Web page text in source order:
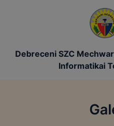
Debreceni SZC
Informatikai